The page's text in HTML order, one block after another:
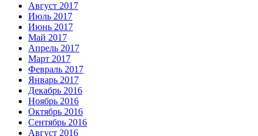
Август 2017
Июль 2017
Июнь 2017
Май 2017
Апрель 2017
Март 2017
Февраль 2017
Январь 2017
Декабрь 2016
Ноябрь 2016
Октябрь 2016
Сентябрь 2016
Август 2016